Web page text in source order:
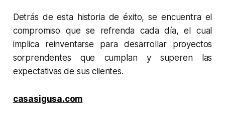
Detrás de esta historia de éxito, se encuentra el
compromiso que se refrenda cada día, el cual
implica reinventarse para desarrollar proyectos
sorprendentes que cumplan y superen las
expectativas de sus clientes.
casasigusa.com